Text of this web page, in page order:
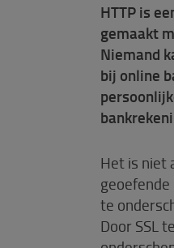
HTTP is
gemaakt
Niemand
bij online
Het is niet
te
Door SSL